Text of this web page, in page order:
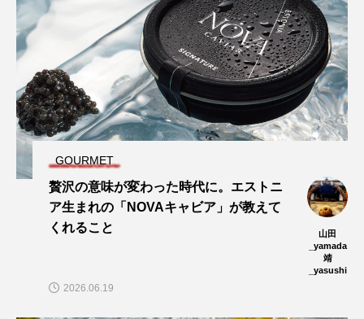
GOURMET
贅沢の意味が変わった時代に。エストニ
ア生まれの「NOVAキャビア」が教えて
くれること
山田
_yamada
靖
_yasushi
2026.06.19